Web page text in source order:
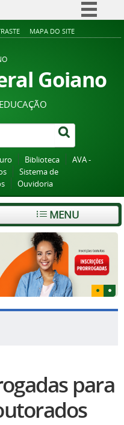
Simplifique!
Acesso à informação
Legislação
Canais
MAPA DO SITE
Goiano
Biblioteca
AVA -
Sistema de
Ouvidoria
MENU
para